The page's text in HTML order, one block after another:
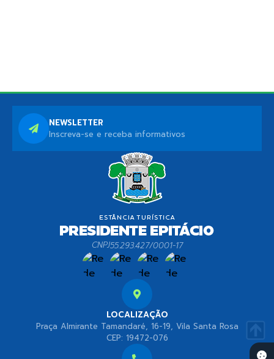
LOCALIZAÇÃO
Praça Almirante Tamandaré, 16-19, Vila Santa Rosa
CEP: 19472-076
CNPJ55.293.427/0001-17
NEWSLETTER
Inscreva-se e receba informativos